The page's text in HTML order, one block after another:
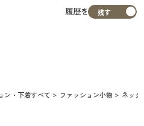
履歴を
ン・下着すべて ファッション小物 ネック